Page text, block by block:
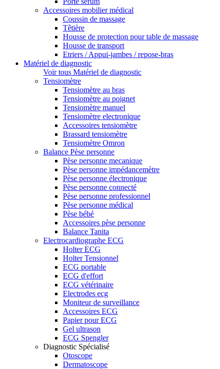
Accessoires mobilier médical
Coussin de massage
Têtière
Housse de protection pour table de massage
Housse de transport
Etriers / Appui-jambes / repose-bras
Matériel de diagnostic
Voir tous Matériel de diagnostic
Tensiomètre
Tensiomètre au bras
Tensiomètre au poignet
Tensiomètre manuel
Tensiomètre electronique
Accessoires tensiomètre
Brassard tensiomètre
Tensiomètre Omron
Balance Pèse personne
Pèse personne mecanique
Pèse personne impédancemètre
Pèse personne électronique
Pèse personne connecté
Pèse personne professionnel
Pèse personne médical
Pèse bébé
Accessoires pèse personne
Balance Tanita
Electrocardiographe ECG
Holter ECG
Holter Tensionnel
ECG portable
ECG d'effort
ECG vétérinaire
Electrodes ecg
Moniteur de surveillance
Accessoires ECG
Papier pour ECG
Gel ultrason
ECG Spengler
Diagnostic Spécialisé
Otoscope
Dermatoscope